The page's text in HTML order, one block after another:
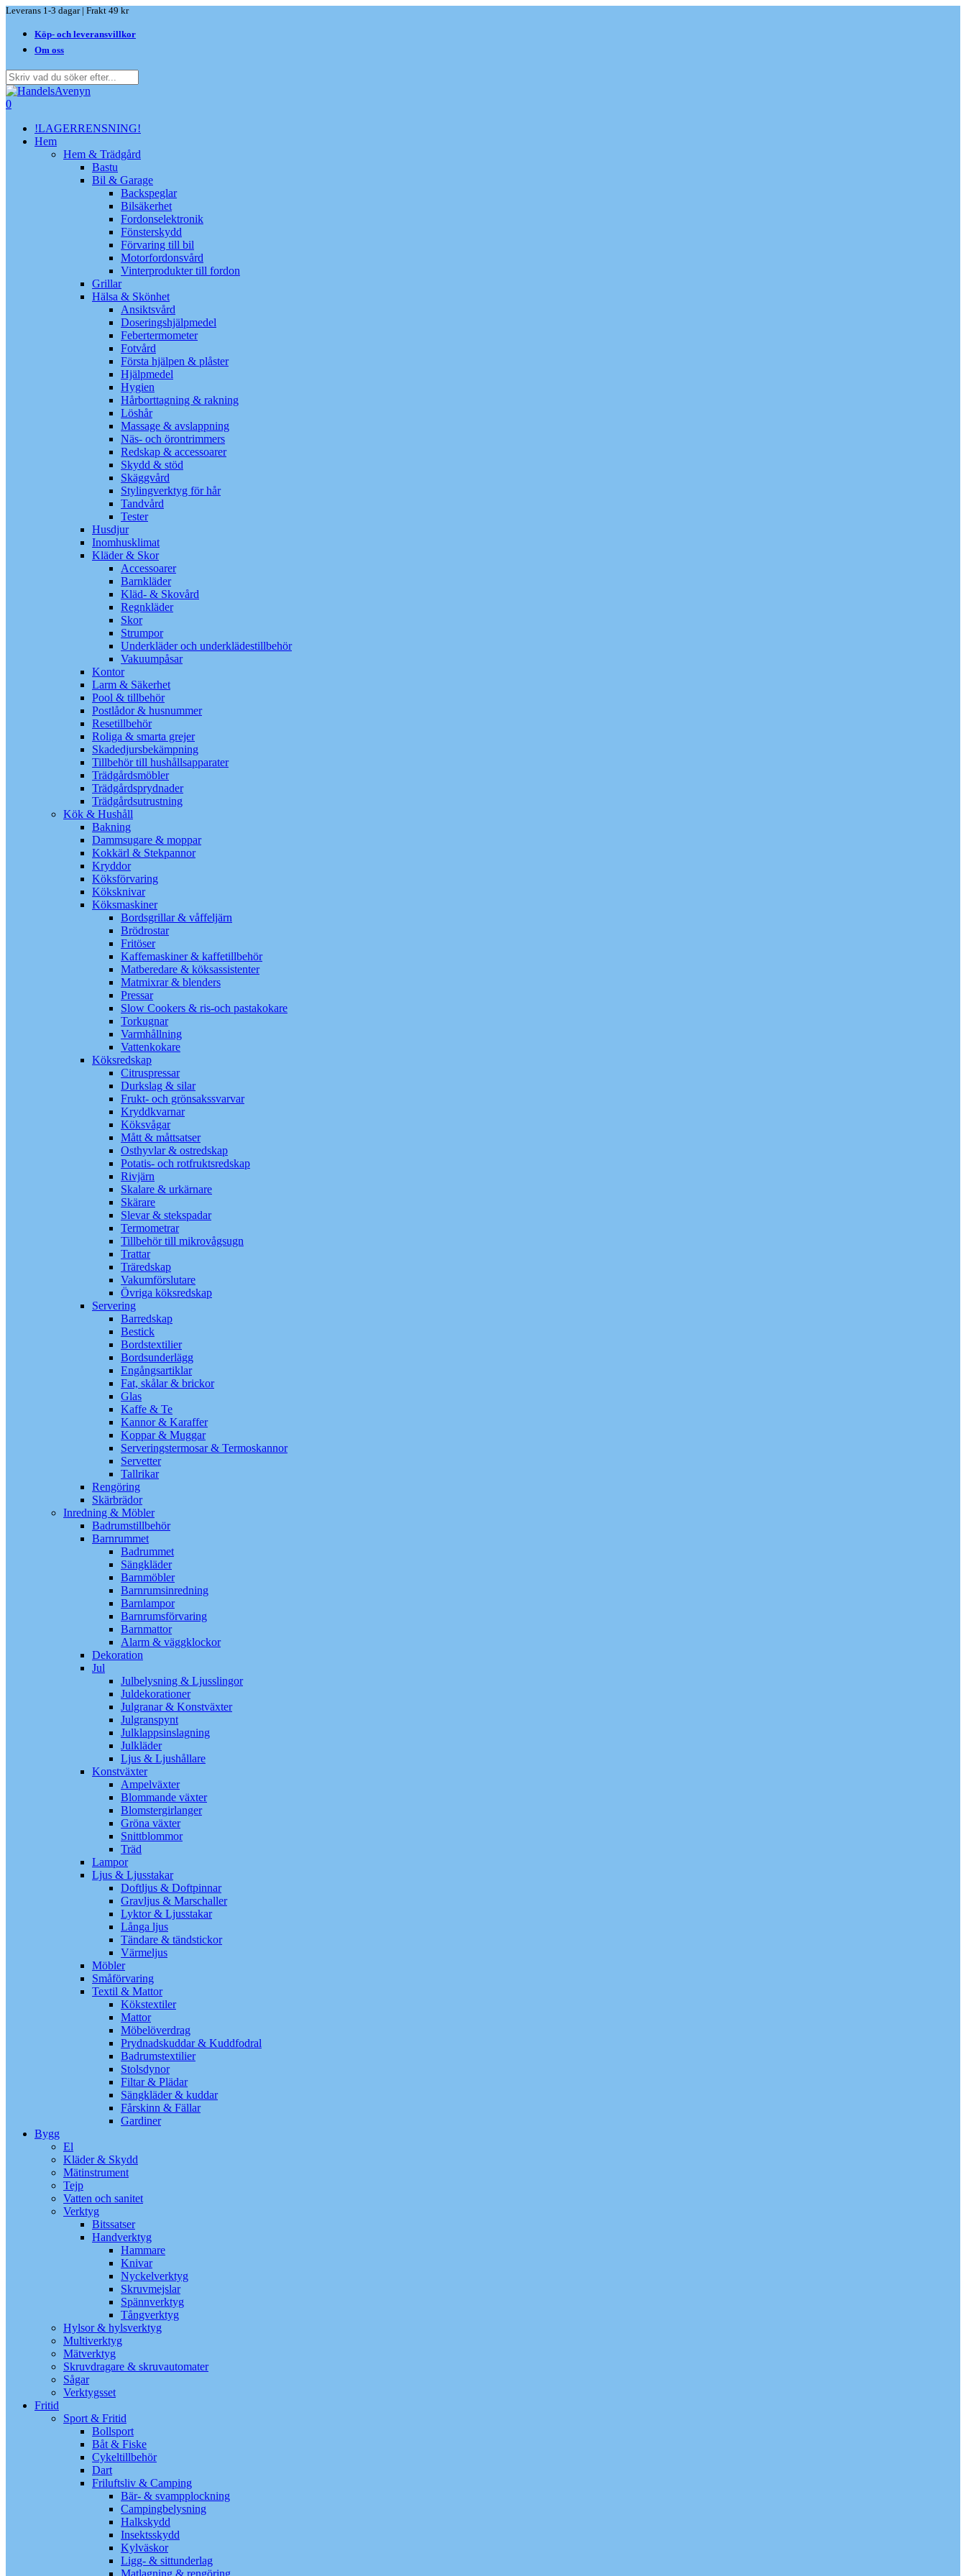
Skip
main
content
Leverans 1-3 dagar | Frakt 49 kr
Köp- och leveransvillkor
Om oss
Close
Search
search
0
!LAGERRENSNING!
Hem
Hem & Trädgård
Bastu
Bil & Garage
Backspeglar
Bilsäkerhet
Fordonselektronik
Fönsterskydd
Förvaring till bil
Motorfordonsvård
Vinterprodukter till fordon
Grillar
Hälsa & Skönhet
Ansiktsvård
Doseringshjälpmedel
Febertermometer
Fotvård
Första hjälpen & plåster
Hjälpmedel
Hygien
Hårborttagning & rakning
Löshår
Massage & avslappning
Näs- och örontrimmers
Redskap & accessoarer
Skydd & stöd
Skäggvård
Stylingverktyg för hår
Tandvård
Tester
Husdjur
Inomhusklimat
Kläder & Skor
Accessoarer
Barnkläder
Kläd- & Skovård
Regnkläder
Skor
Strumpor
Underkläder och underklädestillbehör
Vakuumpåsar
Kontor
Larm & Säkerhet
Pool & tillbehör
Postlådor & husnummer
Resetillbehör
Roliga & smarta grejer
Skadedjursbekämpning
Tillbehör till hushållsapparater
Trädgårdsmöbler
Trädgårdsprydnader
Trädgårdsutrustning
Kök & Hushåll
Bakning
Dammsugare & moppar
Kokkärl & Stekpannor
Kryddor
Köksförvaring
Köksknivar
Köksmaskiner
Bordsgrillar & våffeljärn
Brödrostar
Fritöser
Kaffemaskiner & kaffetillbehör
Matberedare & köksassistenter
Matmixrar & blenders
Pressar
Slow Cookers & ris-och pastakokare
Torkugnar
Varmhållning
Vattenkokare
Köksredskap
Citruspressar
Durkslag & silar
Frukt- och grönsakssvarvar
Kryddkvarnar
Köksvågar
Mått & måttsatser
Osthyvlar & ostredskap
Potatis- och rotfruktsredskap
Rivjärn
Skalare & urkärnare
Skärare
Slevar & stekspadar
Termometrar
Tillbehör till mikrovågsugn
Trattar
Träredskap
Vakumförslutare
Övriga köksredskap
Servering
Barredskap
Bestick
Bordstextilier
Bordsunderlägg
Engångsartiklar
Fat, skålar & brickor
Glas
Kaffe & Te
Kannor & Karaffer
Koppar & Muggar
Serveringstermosar & Termoskannor
Servetter
Tallrikar
Rengöring
Skärbrädor
Inredning & Möbler
Badrumstillbehör
Barnrummet
Badrummet
Sängkläder
Barnmöbler
Barnrumsinredning
Barnlampor
Barnrumsförvaring
Barnmattor
Alarm & väggklockor
Dekoration
Jul
Julbelysning & Ljusslingor
Juldekorationer
Julgranar & Konstväxter
Julgranspynt
Julklappsinslagning
Julkläder
Ljus & Ljushållare
Konstväxter
Ampelväxter
Blommande växter
Blomstergirlanger
Gröna växter
Snittblommor
Träd
Lampor
Ljus & Ljusstakar
Doftljus & Doftpinnar
Gravljus & Marschaller
Lyktor & Ljusstakar
Långa ljus
Tändare & tändstickor
Värmeljus
Möbler
Småförvaring
Textil & Mattor
Kökstextiler
Mattor
Möbelöverdrag
Prydnadskuddar & Kuddfodral
Badrumstextilier
Stolsdynor
Filtar & Plädar
Sängkläder & kuddar
Fårskinn & Fällar
Gardiner
Bygg
El
Kläder & Skydd
Mätinstrument
Tejp
Vatten och sanitet
Verktyg
Bitssatser
Handverktyg
Hammare
Knivar
Nyckelverktyg
Skruvmejslar
Spännverktyg
Tångverktyg
Hylsor & hylsverktyg
Multiverktyg
Mätverktyg
Skruvdragare & skruvautomater
Sågar
Verktygsset
Fritid
Sport & Fritid
Bollsport
Båt & Fiske
Cykeltillbehör
Dart
Friluftsliv & Camping
Bär- & svampplockning
Campingbelysning
Halkskydd
Insektsskydd
Kylväskor
Ligg- & sittunderlag
Matlagning & rengöring